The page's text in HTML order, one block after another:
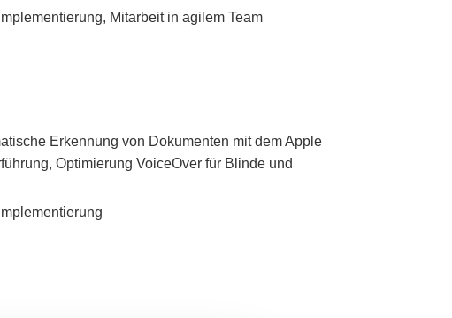
Mitarbeit in agilem Team
Erkennung von Dokumenten mit dem Apple
Optimierung VoiceOver für Blinde und